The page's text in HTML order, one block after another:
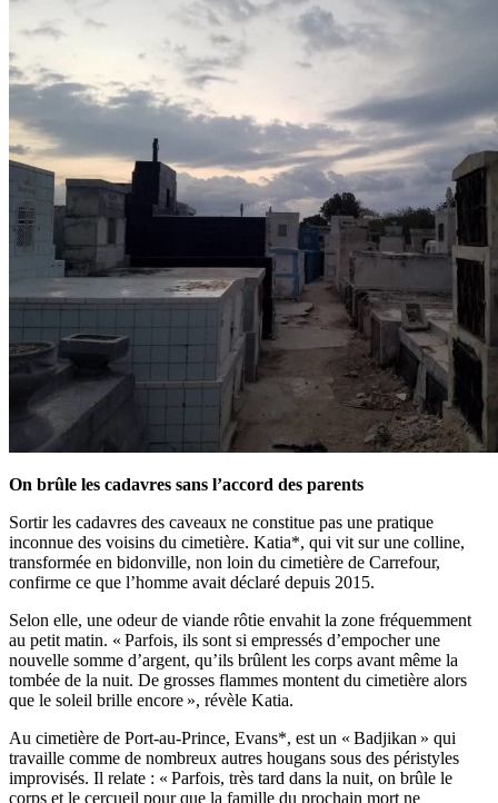
On brûle les cadavres sans l’accord des parents
Sortir les cadavres des caveaux ne constitue pas une pratique
inconnue des voisins du cimetière. Katia*, qui vit sur une colline,
transformée en bidonville, non loin du cimetière de Carrefour,
confirme ce que l’homme avait déclaré depuis 2015.
Selon elle, une odeur de viande rôtie envahit la zone fréquemment
au petit matin. « Parfois, ils sont si empressés d’empocher une
nouvelle somme d’argent, qu’ils brûlent les corps avant même la
tombée de la nuit. De grosses flammes montent du cimetière alors
que le soleil brille encore », révèle Katia.
Au cimetière de Port-au-Prince, Evans*, est un « Badjikan » qui
travaille comme de nombreux autres hougans sous des péristyles
improvisés. Il relate : « Parfois, très tard dans la nuit, on brûle le
corps et le cercueil pour que la famille du prochain mort ne